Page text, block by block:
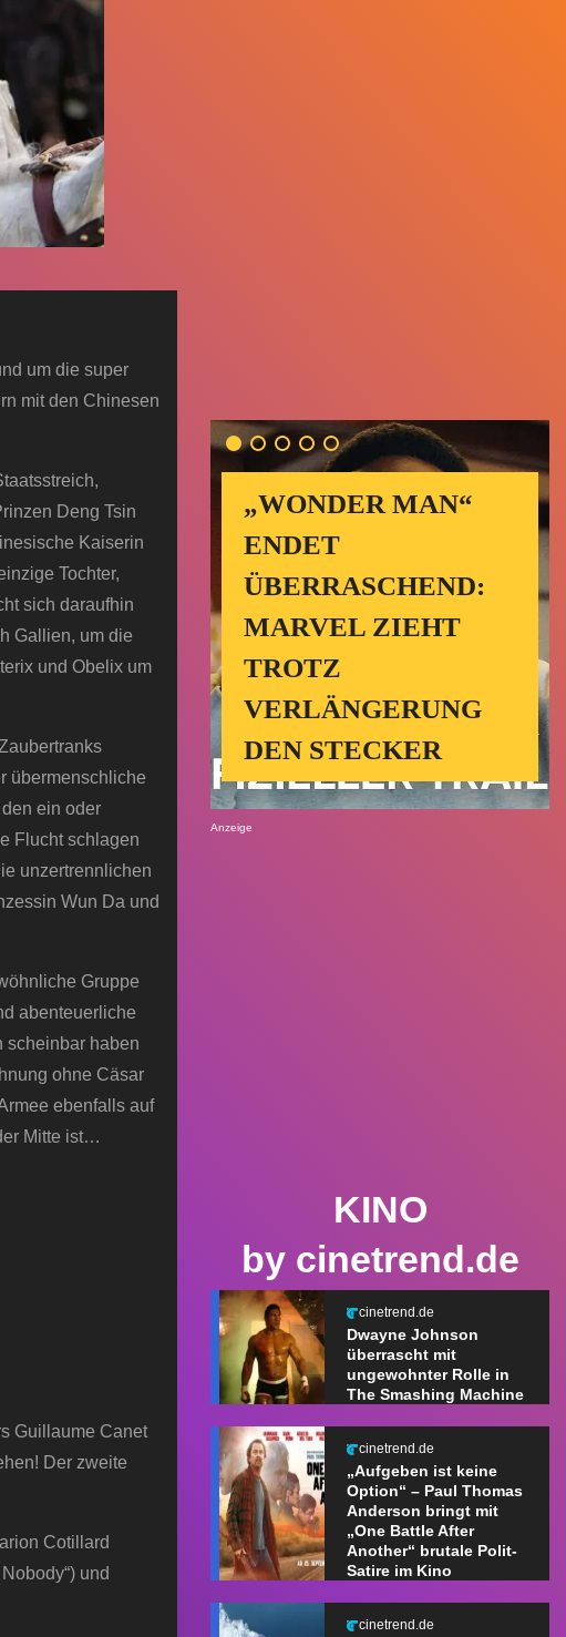
um die super
mit den Chinesen
Deng Tsin
Kaiserin
Tochter,
sich daraufhin
Gallien, um die
und Obelix um
übermenschliche
ein oder
Flucht schlagen
unzertrennlichen
Wun Da und
Gruppe
abenteuerliche
scheinbar haben
ohne Cäsar
ebenfalls auf
Mitte ist…
Guillaume Canet
Der zweite
Cotillard
und
„WONDER MAN“
ENDET
ÜBERRASCHEND:
MARVEL ZIEHT
TROTZ
VERLÄNGERUNG
DEN STECKER
Anzeige
KINO
by cinetrend.de
cinetrend.de
Dwayne Johnson
überrascht mit
ungewohnter Rolle in
The Smashing Machine
cinetrend.de
„Aufgeben ist keine
Option“ – Paul Thomas
Anderson bringt mit
„One Battle After
Another“ brutale Polit-
Satire im Kino
cinetrend.de